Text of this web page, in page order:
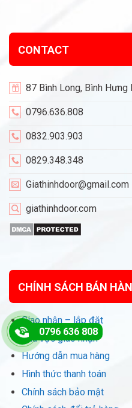
CONTACT
87 Bình Long, Bình Hưng
0796.636.808
0832.903.903
0829.348.348
Giathinhdoor@gmail.com
giathinhdoor.com
CHÍNH SÁCH BÁN
Giao nhận – lắp đặt
Khu vực giao nhận
Hướng dẫn mua hàng
Hình thức thanh toán
Chính sách bảo mật
0796 636 808